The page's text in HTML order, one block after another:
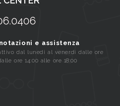
e assistenza
dal lunedi al venerdi dalle ore
ore 14:00 alle ore 18:00